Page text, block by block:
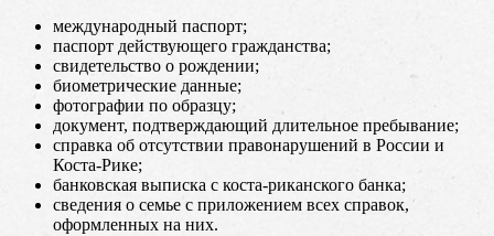
международный паспорт;
паспорт действующего гражданства;
свидетельство о рождении;
биометрические данные;
фотографии по образцу;
документ, подтверждающий длительное пребывание;
справка об отсутствии правонарушений в России и
Коста-Рике;
банковская выписка с коста-риканского банка;
сведения о семье с приложением всех справок,
оформленных на них.